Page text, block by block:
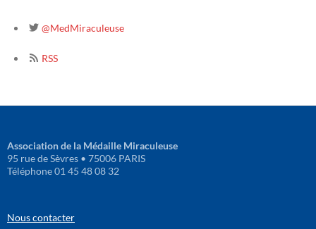
@MedMiraculeuse
RSS
Association de la Médaille Miraculeuse
95 rue de Sèvres • 75006 PARIS
Téléphone 01 45 48 08 32
Nous contacter